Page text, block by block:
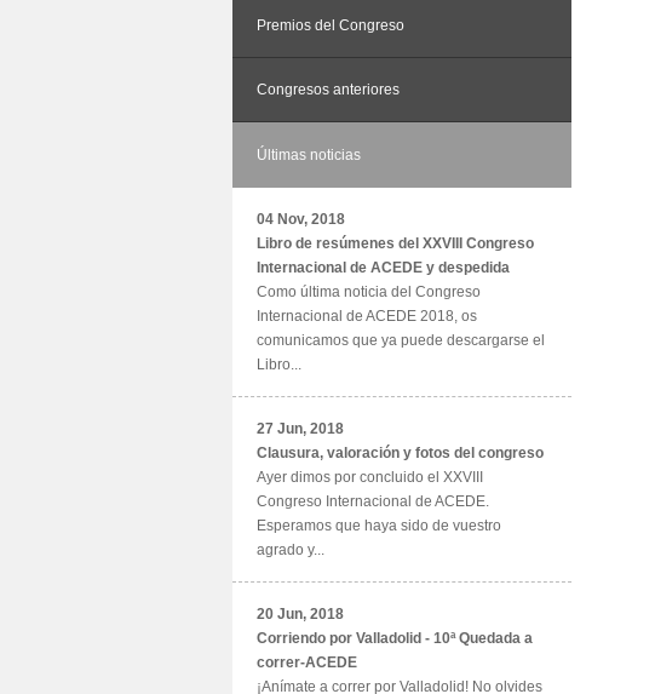
Premios del Congreso
Congresos anteriores
Últimas noticias
04 Nov, 2018
Libro de resúmenes del XXVIII Congreso
Internacional de ACEDE y despedida
Como última noticia del Congreso
Internacional de ACEDE 2018, os
comunicamos que ya puede descargarse el
Libro...
27 Jun, 2018
Clausura, valoración y fotos del congreso
Ayer dimos por concluido el XXVIII
Congreso Internacional de ACEDE.
Esperamos que haya sido de vuestro
agrado y...
20 Jun, 2018
Corriendo por Valladolid - 10ª Quedada a
correr-ACEDE
¡Anímate a correr por Valladolid! No olvides